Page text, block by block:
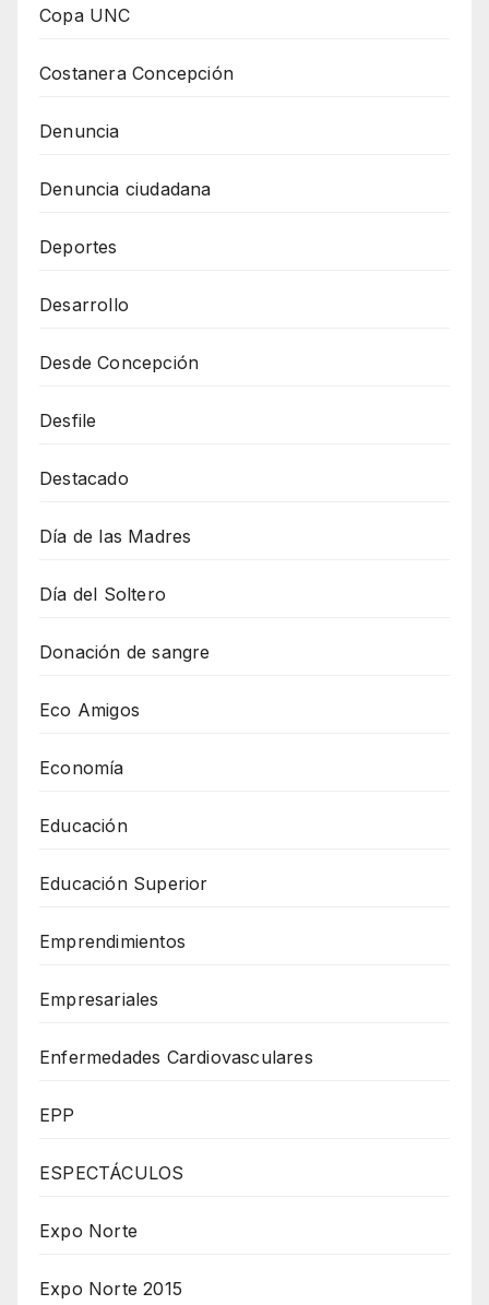
Copa UNC
Costanera Concepción
Denuncia
Denuncia ciudadana
Deportes
Desarrollo
Desde Concepción
Desfile
Destacado
Día de las Madres
Día del Soltero
Donación de sangre
Eco Amigos
Economía
Educación
Educación Superior
Emprendimientos
Empresariales
Enfermedades Cardiovasculares
EPP
ESPECTÁCULOS
Expo Norte
Expo Norte 2015